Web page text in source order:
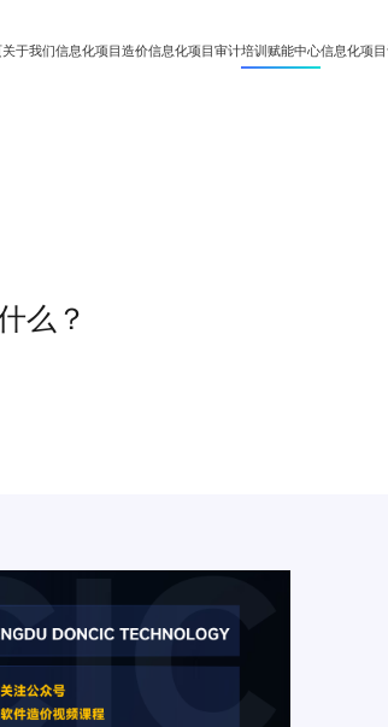
关于我们信息化项目造价信息化项目审计培训赋能中心信息化项
知识
么？